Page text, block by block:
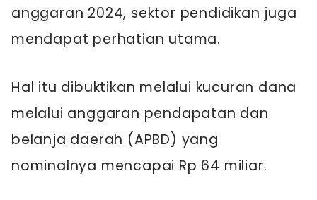
anggaran 2024, sektor pendidikan juga
mendapat perhatian utama.
Hal itu dibuktikan melalui kucuran dana
melalui anggaran pendapatan dan
belanja daerah (APBD) yang
nominalnya mencapai Rp 64 miliar.